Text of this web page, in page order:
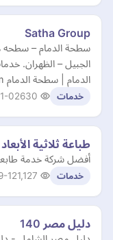
Satha Group
سطحة الدمام – سطحه
الدمام | سطحة الدمام https://sathagroup. com/
خدمات 02
طباعة ثلاثية الأبعاد
أفضل شركة خدمة طابعة
خدمات 12
دليل مصر 140